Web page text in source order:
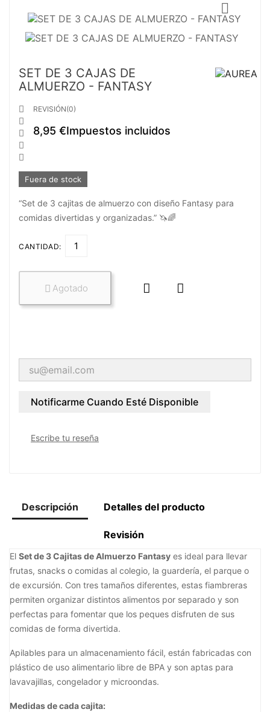

SET DE 3 CAJAS DE
ALMUERZO - FANTASY





REVISIÓN(0)
8,95 €Impuestos incluidos
Fuera de stock
“Set de 3 cajitas de almuerzo con diseño Fantasy para
comidas divertidas y organizadas.” 🦄🌈
CANTIDAD:
 Agotado  
Notificarme Cuando Esté Disponible
Escribe tu reseña
Descripción Detalles del producto
Revisión
El Set de 3 Cajitas de Almuerzo Fantasy es ideal para llevar
frutas, snacks o comidas al colegio, la guardería, el parque o
de excursión. Con tres tamaños diferentes, estas fiambreras
permiten organizar distintos alimentos por separado y son
perfectas para fomentar que los peques disfruten de sus
comidas de forma divertida.
Apilables para un almacenamiento fácil, están fabricadas con
plástico de uso alimentario libre de BPA y son aptas para
lavavajillas, congelador y microondas.
Medidas de cada cajita: